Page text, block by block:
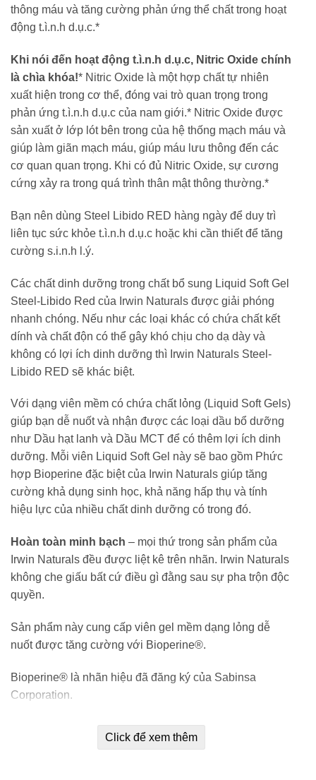
thông máu và tăng cường phản ứng thể chất trong hoạt
động t.ì.n.h d.ụ.c.*
Khi nói đến hoạt động t.ì.n.h d.ụ.c, Nitric Oxide chính
là chìa khóa!* Nitric Oxide là một hợp chất tự nhiên
xuất hiện trong cơ thể, đóng vai trò quan trọng trong
phản ứng t.ì.n.h d.ụ.c của nam giới.* Nitric Oxide được
sản xuất ở lớp lót bên trong của hệ thống mạch máu và
giúp làm giãn mạch máu, giúp máu lưu thông đến các
cơ quan quan trọng. Khi có đủ Nitric Oxide, sự cương
cứng xảy ra trong quá trình thân mật thông thường.*
Bạn nên dùng Steel Libido RED hàng ngày để duy trì
liên tục sức khỏe t.ì.n.h d.ụ.c hoặc khi cần thiết để tăng
cường s.i.n.h l.ý.
Các chất dinh dưỡng trong chất bổ sung Liquid Soft Gel
Steel-Libido Red của Irwin Naturals được giải phóng
nhanh chóng. Nếu như các loại khác có chứa chất kết
dính và chất độn có thể gây khó chịu cho dạ dày và
không có lợi ích dinh dưỡng thì Irwin Naturals Steel-
Libido RED sẽ khác biệt.
Với dạng viên mềm có chứa chất lỏng (Liquid Soft Gels)
giúp bạn dễ nuốt và nhận được các loại dầu bổ dưỡng
như Dầu hạt lanh và Dầu MCT để có thêm lợi ích dinh
dưỡng. Mỗi viên Liquid Soft Gel này sẽ bao gồm Phức
hợp Bioperine đặc biệt của Irwin Naturals giúp tăng
cường khả dụng sinh học, khả năng hấp thụ và tính
hiệu lực của nhiều chất dinh dưỡng có trong đó.
Hoàn toàn minh bạch – mọi thứ trong sản phẩm của
Irwin Naturals đều được liệt kê trên nhãn. Irwin Naturals
không che giấu bất cứ điều gì đằng sau sự pha trộn độc
quyền.
Sản phẩm này cung cấp viên gel mềm dạng lỏng dễ
nuốt được tăng cường với Bioperine®.
Bioperine® là nhãn hiệu đã đăng ký của Sabinsa
Corporation.
Click để xem thêm